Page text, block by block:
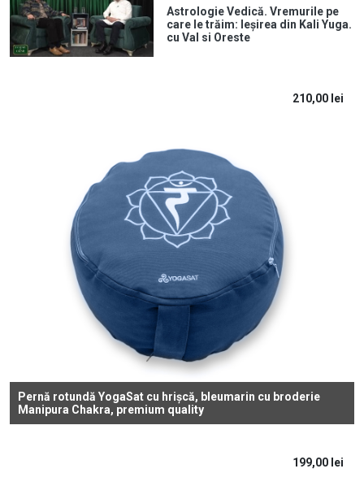
Astrologie Vedică. Vremurile pe
care le trăim: Ieșirea din Kali Yuga.
cu Val si Oreste
Pernă rotundă YogaSat cu hrișcă, bleumarin cu broderie
Manipura Chakra, premium quality
210,00 lei
199,00 lei